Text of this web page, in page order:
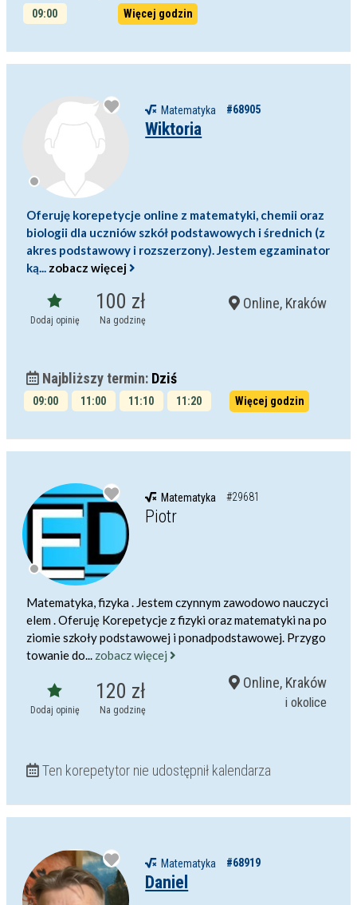
09:00
Więcej godzin
Matematyka #68905
Wiktoria
Oferuję korepetycje online z matematyki, chemii oraz
biologii dla uczniów szkół podstawowych i średnich (z
akres podstawowy i rozszerzony). Jestem egzaminator
ką... zobacz więcej
Dodaj opinię
100 zł
Na godzinę
Online, Kraków
Najbliższy termin: Dziś
09:00 11:00 11:10
11:20
Więcej godzin
Matematyka #29681
Piotr
Matematyka, fizyka . Jestem czynnym zawodowo nauczyci
elem . Oferuję Korepetycje z fizyki oraz matematyki na po
ziomie szkoły podstawowej i ponadpodstawowej. Przygo
towanie do... zobacz więcej
Dodaj opinię
120 zł
Na godzinę
Online, Kraków
i okolice
Ten korepetytor nie udostępnił kalendarza
Matematyka #68919
Daniel